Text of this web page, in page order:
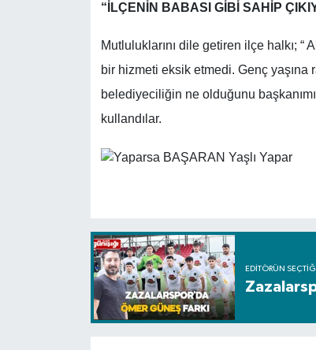
“İLÇENİN BABASI GİBİ SAHİP
Mutluluklarını dile getiren ilçe halkı;
bir hizmeti eksik etmedi. Genç yaşına
belediyeciliğin ne olduğunu
kullandılar.
EDITÖRÜN SEÇTIĞI